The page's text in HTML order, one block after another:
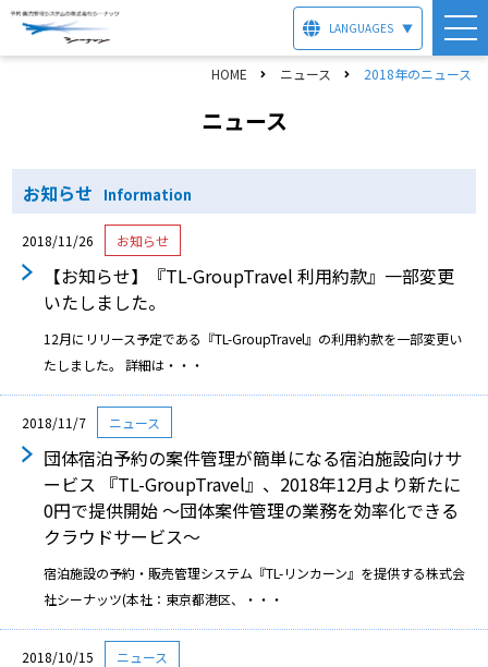
LANGUAGES ▼
HOME ニュース 2018年のニュース
ニュース
お知らせ Information
2018/11/26 お知らせ
【お知らせ】『TL-GroupTravel 利用約款』一部変更
いたしました。
12月にリリース予定である『TL-GroupTravel』の利用約款を一部変更い
たしました。 詳細は・・・
2018/11/7 ニュース
団体宿泊予約の案件管理が簡単になる宿泊施設向けサ
ービス 『TL-GroupTravel』、2018年12⽉より新たに
0円で提供開始 〜団体案件管理の業務を効率化できる
クラウドサービス〜
宿泊施設の予約・販売管理システム『TL-リンカーン』を提供する株式会
社シーナッツ(本社：東京都港区、・・・
2018/10/15 ニュース